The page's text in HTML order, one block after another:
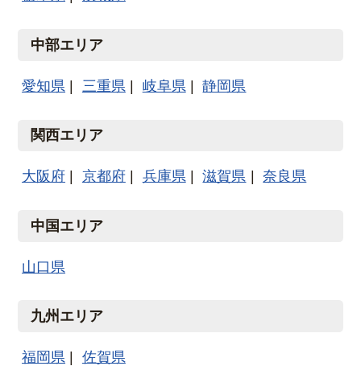
中部エリア
愛知県 三重県 岐阜県 静岡県
関西エリア
大阪府 京都府 兵庫県 滋賀県 奈良県
中国エリア
山口県
九州エリア
福岡県 佐賀県